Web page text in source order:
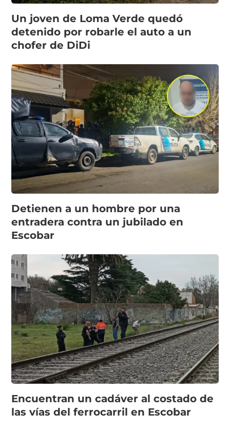
Un joven de Loma Verde quedó
detenido por robarle el auto a un
chofer de DiDi
Detienen a un hombre por una
entradera contra un jubilado en
Escobar
Encuentran un cadáver al costado de
las vías del ferrocarril en Escobar